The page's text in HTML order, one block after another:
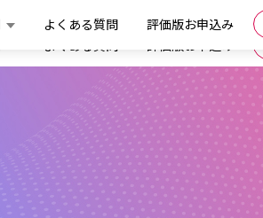
よくある質問 評価版お申込み
よくある質問 評価版お申込み